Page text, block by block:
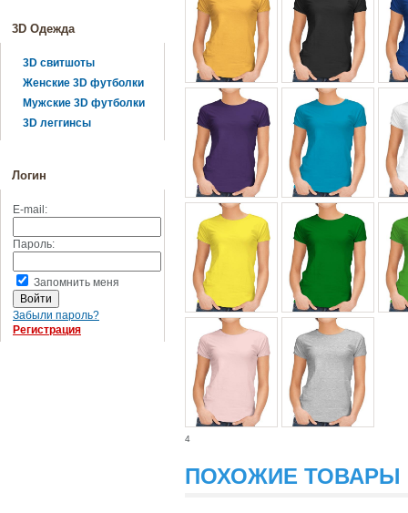
3D Одежда
3D свитшоты
Женские 3D футболки
Мужские 3D футболки
3D леггинсы
Логин
E-mail:
Пароль:
Запомнить меня
Забыли пароль?
Регистрация
4
ПОХОЖИЕ ТОВАРЫ